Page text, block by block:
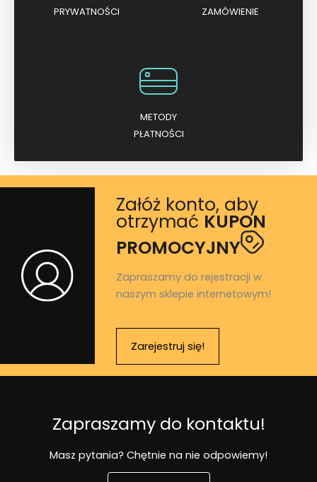
PRYWATNOŚCI
ZAMÓWIENIE
METODY
PŁATNOŚCI
Załóż konto, aby
otrzymać KUPON
PROMOCYJNY
Zapraszamy do rejestracji w
naszym sklepie internetowym!
Zarejestruj się!
Zapraszamy do kontaktu!
Masz pytania? Chętnie na nie odpowiemy!